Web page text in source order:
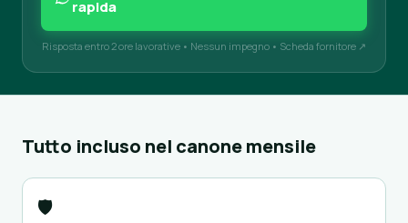
rapida
Risposta entro 2 ore lavorative • Nessun impegno • Scheda fornitore ↗
Tutto incluso nel canone mensile
🛡️